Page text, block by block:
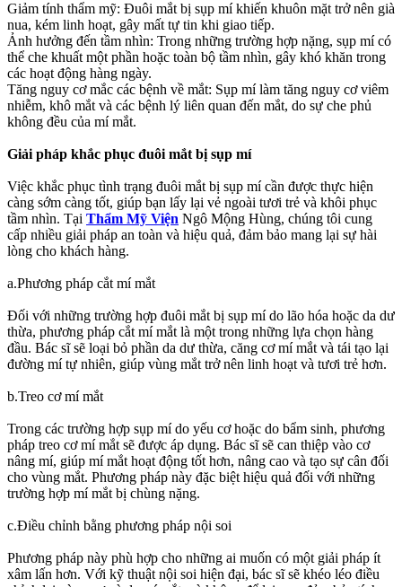
Giảm tính thẩm mỹ: Đuôi mắt bị sụp mí khiến khuôn mặt trở nên già
nua, kém linh hoạt, gây mất tự tin khi giao tiếp.
Ảnh hưởng đến tầm nhìn: Trong những trường hợp nặng, sụp mí có
thể che khuất một phần hoặc toàn bộ tầm nhìn, gây khó khăn trong
các hoạt động hàng ngày.
Tăng nguy cơ mắc các bệnh về mắt: Sụp mí làm tăng nguy cơ viêm
nhiễm, khô mắt và các bệnh lý liên quan đến mắt, do sự che phủ
không đều của mí mắt.
Giải pháp khắc phục đuôi mắt bị sụp mí
Việc khắc phục tình trạng đuôi mắt bị sụp mí cần được thực hiện
càng sớm càng tốt, giúp bạn lấy lại vẻ ngoài tươi trẻ và khôi phục
tầm nhìn. Tại Thẩm Mỹ Viện Ngô Mộng Hùng, chúng tôi cung
cấp nhiều giải pháp an toàn và hiệu quả, đảm bảo mang lại sự hài
lòng cho khách hàng.
a.Phương pháp cắt mí mắt
Đối với những trường hợp đuôi mắt bị sụp mí do lão hóa hoặc da dư
thừa, phương pháp cắt mí mắt là một trong những lựa chọn hàng
đầu. Bác sĩ sẽ loại bỏ phần da dư thừa, căng cơ mí mắt và tái tạo lại
đường mí tự nhiên, giúp vùng mắt trở nên linh hoạt và tươi trẻ hơn.
b.Treo cơ mí mắt
Trong các trường hợp sụp mí do yếu cơ hoặc do bẩm sinh, phương
pháp treo cơ mí mắt sẽ được áp dụng. Bác sĩ sẽ can thiệp vào cơ
nâng mí, giúp mí mắt hoạt động tốt hơn, nâng cao và tạo sự cân đối
cho vùng mắt. Phương pháp này đặc biệt hiệu quả đối với những
trường hợp mí mắt bị chùng nặng.
c.Điều chỉnh bằng phương pháp nội soi
Phương pháp này phù hợp cho những ai muốn có một giải pháp ít
xâm lấn hơn. Với kỹ thuật nội soi hiện đại, bác sĩ sẽ khéo léo điều